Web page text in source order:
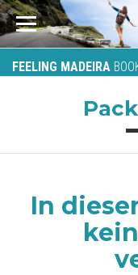
FEELING MADEIRA
In